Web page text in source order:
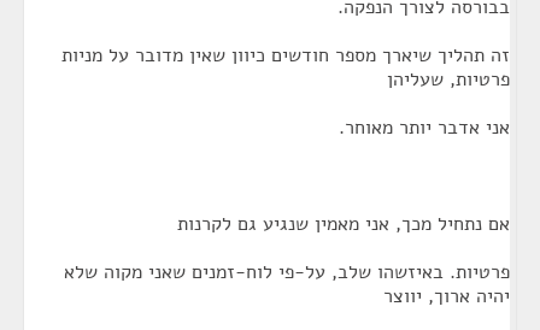
בבורסה לצורך הנפקה.
זה תהליך שיארך מספר חודשים כיוון שאין מדובר על מניות
פרטיות, שעליהן
אני אדבר יותר מאוחר.
אם נתחיל מכך, אני מאמין שנגיע גם לקרנות
פרטיות. באיזשהו שלב, על-פי לוח-זמנים שאני מקוה שלא
יהיה ארוך, יווצר